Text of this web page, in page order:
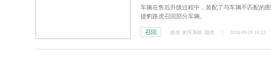
车辆在售后升级过程中，装配了与车辆不匹配的
捷豹路虎召回部分车辆。
召回 路虎 刹车系统 隐患 2018-09-29 10:23